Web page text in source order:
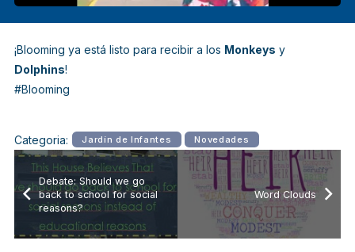
¡Blooming ya está listo para recibir a los Monkeys y
Dolphins!
#Blooming
Categoria: Jardín de Infantes Novedades
Debate: Should we go
back to school for social
reasons?
Word Clouds